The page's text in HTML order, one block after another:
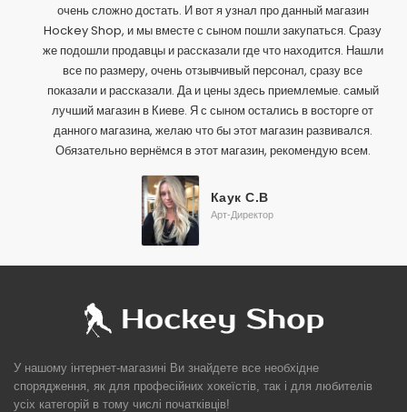
очень сложно достать. И вот я узнал про данный магазин
Hockey Shop, и мы вместе с сыном пошли закупаться. Сразу
же подошли продавцы и рассказали где что находится. Нашли
все по размеру, очень отзывчивый персонал, сразу все
показали и рассказали. Да и цены здесь приемлемые. самый
лучший магазин в Киеве. Я с сыном остались в восторге от
данного магазина, желаю что бы этот магазин развивался.
Обязательно вернёмся в этот магазин, рекомендую всем.
Каук С.В
Арт-Директор
У нашому інтернет-магазині Ви знайдете все необхідне
спорядження, як для професійних хокеїстів, так і для любителів
усіх категорій в тому числі початківців!